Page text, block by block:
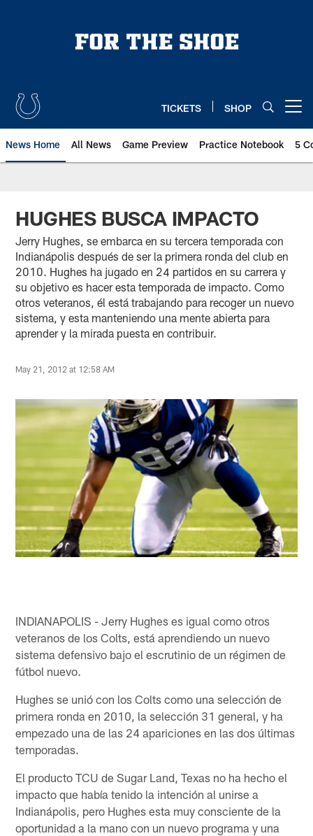
TICKETS SHOP
News Home All News Game Preview Practice Notebook 5
HUGHES BUSCA IMPACTO
Jerry Hughes, se embarca en su tercera temporada con
Indianápolis después de ser la primera ronda del club en
2010. Hughes ha jugado en 24 partidos en su carrera y
su objetivo es hacer esta temporada de impacto. Como
otros veteranos, él está trabajando para recoger un nuevo
sistema, y esta manteniendo una mente abierta para
aprender y la mirada puesta en contribuir.
May 21, 2012 at 12:58 AM
INDIANAPOLIS - Jerry Hughes es igual como otros
veteranos de los Colts, está aprendiendo un nuevo
sistema defensivo bajo el escrutinio de un régimen de
fútbol nuevo.
Hughes se unió con los Colts como una selección de
primera ronda en 2010, la selección 31 general, y ha
empezado una de las 24 apariciones en las dos últimas
temporadas.
El producto TCU de Sugar Land, Texas no ha hecho el
impacto que había tenido la intención al unirse a
Indianápolis, pero Hughes esta muy consciente de la
oportunidad a la mano con un nuevo programa y una